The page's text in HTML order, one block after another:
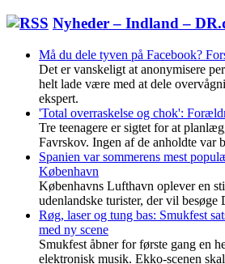
Nyheder – Indland –
Må du dele tyven på Facebook?
Det er vanskeligt at anonymisere
helt lade være med at dele
ekspert.
'Total overraskelse og chok':
Tre teenagere er sigtet for at
Favrskov. Ingen af de anholdte var
Spanien var sommerens mest
København
Københavns Lufthavn oplever en
udenlandske turister, der vil besøge
Røg, laser og tung bas: Smukfest
med ny scene
Smukfest åbner for første gang en
elektronisk musik. Ekko-scenen